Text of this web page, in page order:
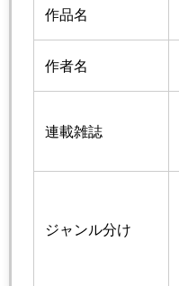
作品名
作者名
連載雑誌
ジャンル分け